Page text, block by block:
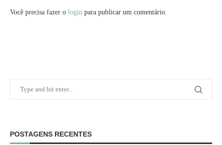
Você precisa fazer o login para publicar um comentário.
POSTAGENS RECENTES